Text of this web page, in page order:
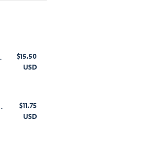
$15.50
USD
$11.75
USD